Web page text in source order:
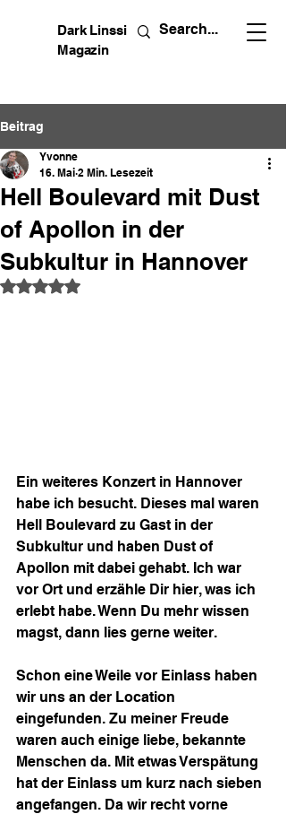
Dark Linssi
Magazin
Beitrag
Hell Boulevard mit Dust
of Apollon in der
Subkultur in Hannover
Yvonne
16. Mai 2 Min. Lesezeit
Mit NaN von 5 Sternen bewertet.
Ein weiteres Konzert in Hannover
habe ich besucht. Dieses mal waren
Hell Boulevard zu Gast in der
Subkultur und haben Dust of
Apollon mit dabei gehabt. Ich war
vor Ort und erzähle Dir hier, was ich
erlebt habe. Wenn Du mehr wissen
magst, dann lies gerne weiter.
Schon eine Weile vor Einlass haben
wir uns an der Location
eingefunden. Zu meiner Freude
waren auch einige liebe, bekannte
Menschen da. Mit etwas Verspätung
hat der Einlass um kurz nach sieben
angefangen. Da wir recht vorne